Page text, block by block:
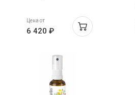
Цена от
6 420 ₽